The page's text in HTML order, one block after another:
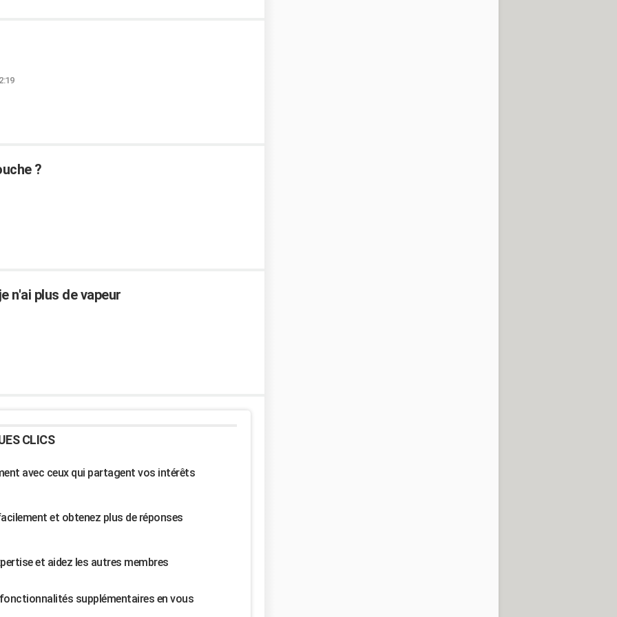
?
n'ai plus de vapeur
CLICS
avec ceux qui partagent vos intérêts
et obtenez plus de réponses
et aidez les autres membres
supplémentaires en vous